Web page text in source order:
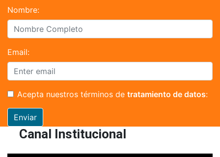
Nombre:
Email:
Acepta nuestros términos de tratamiento de datos:
Enviar
Canal Institucional